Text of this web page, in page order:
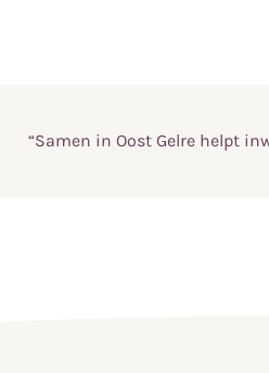
“Samen in Oost Gelre helpt